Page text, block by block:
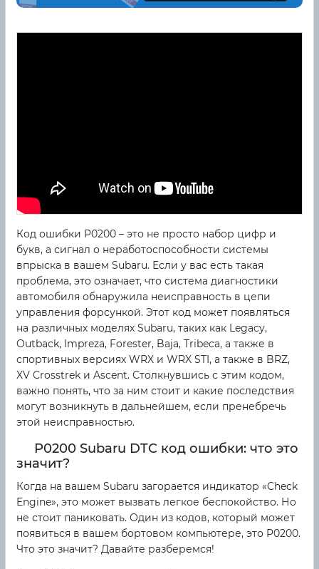
Код ошибки P0200 – это не просто набор цифр и
букв, а сигнал о неработоспособности системы
впрыска в вашем Subaru. Если у вас есть такая
проблема, это означает, что система диагностики
автомобиля обнаружила неисправность в цепи
управления форсункой. Этот код может появляться
на различных моделях Subaru, таких как Legacy,
Outback, Impreza, Forester, Baja, Tribeca, а также в
спортивных версиях WRX и WRX STI, а также в BRZ,
XV Crosstrek и Ascent. Столкнувшись с этим кодом,
важно понять, что за ним стоит и какие последствия
могут возникнуть в дальнейшем, если пренебречь
этой неисправностью.
P0200 Subaru DTC код ошибки: что это
значит?
Когда на вашем Subaru загорается индикатор «Check
Engine», это может вызвать легкое беспокойство. Но
не стоит паниковать. Один из кодов, который может
появиться в вашем бортовом компьютере, это P0200.
Что это значит? Давайте разберемся!